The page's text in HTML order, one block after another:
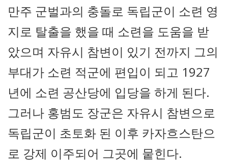
만주 군벌과의 충돌로 독립군이 소련 영
지로 탈출을 했을 때 소련을 도움을 받
았으며 자유시 참변이 있기 전까지 그의
부대가 소련 적군에 편입이 되고 1927
년에 소련 공산당에 입당을 하게 된다.
그러나 홍범도 장군은 자유시 참변으로
독립군이 초토화 된 이후 카자흐스탄으
로 강제 이주되어 그곳에 뭍힌다.